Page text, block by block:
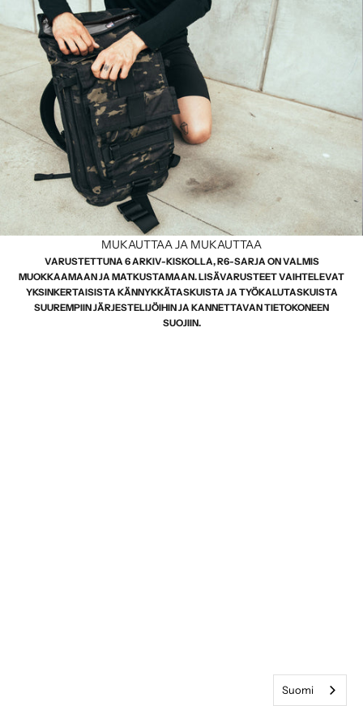
MUKAUTTAA JA MUKAUTTAA
VARUSTETTUNA 6 ARKIV-KISKOLLA, R6-SARJA ON VALMIS
MUOKKAAMAAN JA MATKUSTAMAAN. LISÄVARUSTEET VAIHTELEVAT
YKSINKERTAISISTA KÄNNYKKÄTASKUISTA JA TYÖKALUTASKUISTA
SUUREMPIIN JÄRJESTELIJÖIHIN JA KANNETTAVAN TIETOKONEEN
SUOJIIN.
Suomi